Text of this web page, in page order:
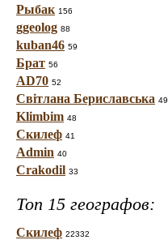
Рыбак 156
ggeolog 88
kuban46 59
Брат 56
AD70 52
Світлана Бериславська 49
Klimbim 48
Скилеф 41
Admin 40
Crakodil 33
Топ 15 географов:
Скилеф 22332